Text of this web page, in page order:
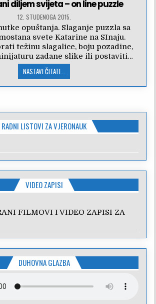
diljem svijeta – on line puzzle
12. STUDENOGA 2015.
opuštanja. Slaganje puzzla sa
svete Katarine na SInaju.
težinu slagalice, boju pozadine,
zadane slike ili postaviti…
NASTAVI ČITATI...
RADNI LISTOVI ZA VJERONAUK
VIDEO ZAPISI
FILMOVI I VIDEO ZAPISI ZA
DUHOVNA GLAZBA